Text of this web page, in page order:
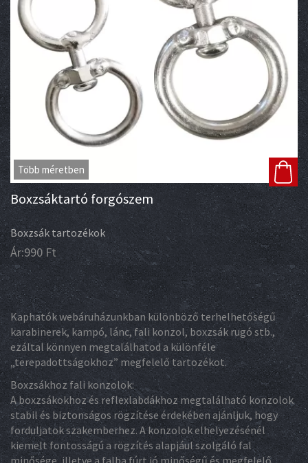
Több méretben
Boxzsáktartó forgószem
Boxzsák tartozékok
Ár:990Ft
Kaphatók webáruházunkban különböző terhelhetőségű
karabinerek, kampó, lánc, fali konzol, boxzsák rugó stb.,
ezáltal könnyen megtalálhatod a különféle
„terepadottságokhoz” megfelelő tartozékot.
Boxzsákhoz fali konzolok:
A boxzsákokhoz és reflexlabdákhoz megtalálható konzolok
stabil és biztonságos rögzítése érdekében ajánljuk, hogy
forduljatok szakemberhez. A konzolok elhelyezésénél
kiemelt fontosságú a rögzítés alapjául szolgáló fal
minősége, illetve a falba fúrt jó minőségű és megfelelő